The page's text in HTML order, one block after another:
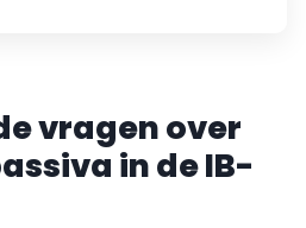
vragen over
in de IB-